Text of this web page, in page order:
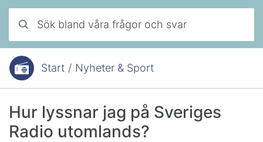
Du är här:Start / Nyheter & Sport
Hur lyssnar jag på Sveriges
Radio utomlands?